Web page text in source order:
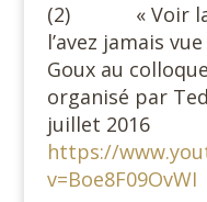
(2) « Voir la
l’avez jamais
Goux au
organisé par
juillet
https://
v=Boe8F09OvWI